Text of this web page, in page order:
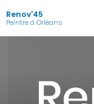
au
contenu
principal
Renov'45
Peintre à Orléans